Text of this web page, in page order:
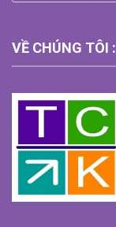
VỀ CHÚNG TÔI :